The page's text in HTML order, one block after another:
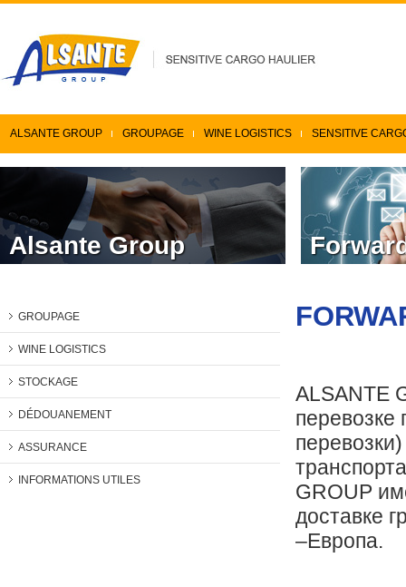
ALSANTE GROUP GROUPAGE WINE LOGISTICS SENSITIVE
Alsante Group
GROUPAGE
WINE LOGISTICS
STOCKAGE
DÉDOUANEMENT
ASSURANCE
INFORMATIONS UTILES
ALSANTE
перевозке
GROUP
доставке
–Европа.